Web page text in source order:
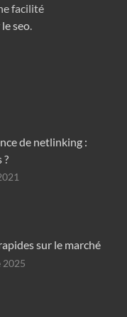
facilité
seo
de netlinking :
?
sur le marché
2025